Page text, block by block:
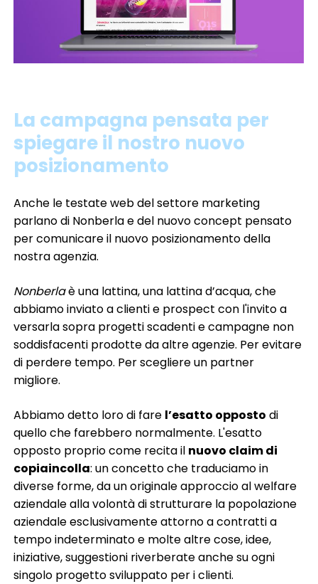
La campagna pensata per
spiegare il nostro nuovo
posizionamento
Anche le testate web del settore marketing
parlano di Nonberla e del nuovo concept pensato
per comunicare il nuovo posizionamento della
nostra agenzia.
Nonberlaè una lattina, una lattina d’acqua, che
abbiamo inviato a clienti e prospect con l'invito a
versarla sopra progetti scadenti e campagne non
soddisfacenti prodotte da altre agenzie. Per evitare
di perdere tempo. Per scegliere un partner
migliore.
Abbiamo detto loro di fare l’esatto opposto di
quello che farebbero normalmente. L'esatto
opposto proprio come recita il nuovo claim di
copiaincolla: un concetto che traduciamo in
diverse forme, da un originale approccio al welfare
aziendale alla volontà di strutturare la popolazione
aziendale esclusivamente attorno a contratti a
tempo indeterminato e molte altre cose, idee,
iniziative, suggestioni riverberate anche su ogni
singolo progetto sviluppato per i clienti.
digital marketing & SEO-GEO
e-commerce
event & exhibition design
influencer marketing
marketing B2B
marketing automation & CRM
media planning
pack design
spot & video
website development
automotive agricoltura
food & beverage
health care
home living
industria
no profit & sociale pharma
retail
servizi
software & IT turismo